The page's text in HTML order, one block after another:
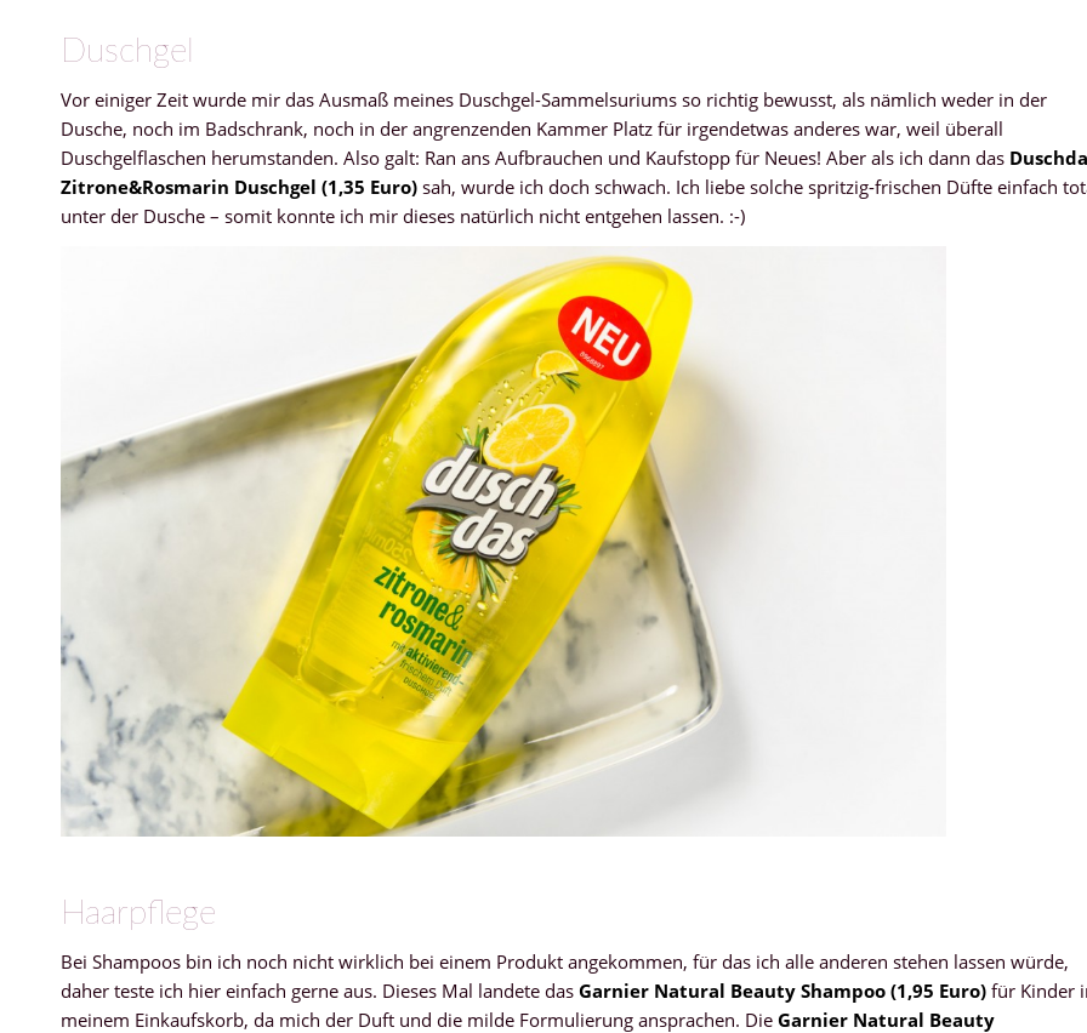
Duschgel
Vor einiger Zeit wurde mir das Ausmaß meines Duschgel-Sammelsuriums so richtig bewusst, als nämlich weder in der
Dusche, noch im Badschrank, noch in der angrenzenden Kammer Platz für irgendetwas anderes war, weil überall
Duschgelflaschen herumstanden. Also galt: Ran ans Aufbrauchen und Kaufstopp für Neues! Aber als ich dann das
Zitrone&Rosmarin Duschgel (1,35 Euro) sah, wurde ich doch schwach. Ich liebe solche spritzig-frischen Düfte einfach
unter der Dusche – somit konnte ich mir dieses natürlich nicht entgehen lassen. :-)
Haarpflege
Bei Shampoos bin ich noch nicht wirklich bei einem Produkt angekommen, für das ich alle anderen stehen lassen würde,
daher teste ich hier einfach gerne aus. Dieses Mal landete das Garnier Natural Beauty Shampoo (1,95 Euro) für Kinder
meinem Einkaufskorb, da mich der Duft und die milde Formulierung ansprachen. Die Garnier Natural Beauty